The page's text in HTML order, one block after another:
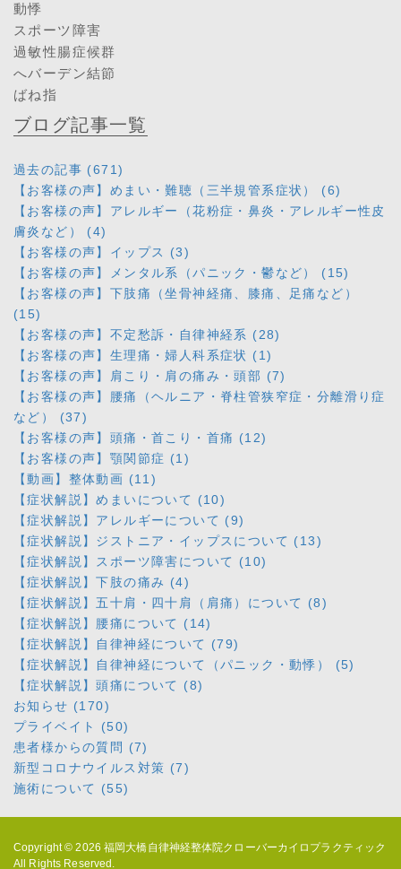
動悸
スポーツ障害
過敏性腸症候群
へバーデン結節
ばね指
ブログ記事一覧
過去の記事 (671)
【お客様の声】めまい・難聴（三半規管系症状） (6)
【お客様の声】アレルギー（花粉症・鼻炎・アレルギー性皮
膚炎など） (4)
【お客様の声】イップス (3)
【お客様の声】メンタル系（パニック・鬱など） (15)
【お客様の声】下肢痛（坐骨神経痛、膝痛、足痛など）
(15)
【お客様の声】不定愁訴・自律神経系 (28)
【お客様の声】生理痛・婦人科系症状 (1)
【お客様の声】肩こり・肩の痛み・頭部 (7)
【お客様の声】腰痛（ヘルニア・脊柱管狭窄症・分離滑り症
など） (37)
【お客様の声】頭痛・首こり・首痛 (12)
【お客様の声】顎関節症 (1)
【動画】整体動画 (11)
【症状解説】めまいについて (10)
【症状解説】アレルギーについて (9)
【症状解説】ジストニア・イップスについて (13)
【症状解説】スポーツ障害について (10)
【症状解説】下肢の痛み (4)
【症状解説】五十肩・四十肩（肩痛）について (8)
【症状解説】腰痛について (14)
【症状解説】自律神経について (79)
【症状解説】自律神経について（パニック・動悸） (5)
【症状解説】頭痛について (8)
お知らせ (170)
プライベイト (50)
患者様からの質問 (7)
新型コロナウイルス対策 (7)
施術について (55)
Copyright © 2026福岡大橋自律神経整体院クローバーカイロプラクティック
All Rights Reserved.